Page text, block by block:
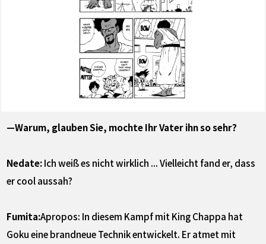
—Warum, glauben Sie, mochte Ihr Vater ihn so sehr?
Nedate:Ich weiß es nicht wirklich ... Vielleicht fand er, dass
er cool aussah?
Fumita:Apropos: In diesem Kampf mit King Chappa hat
Goku eine brandneue Technik entwickelt. Er atmet mit